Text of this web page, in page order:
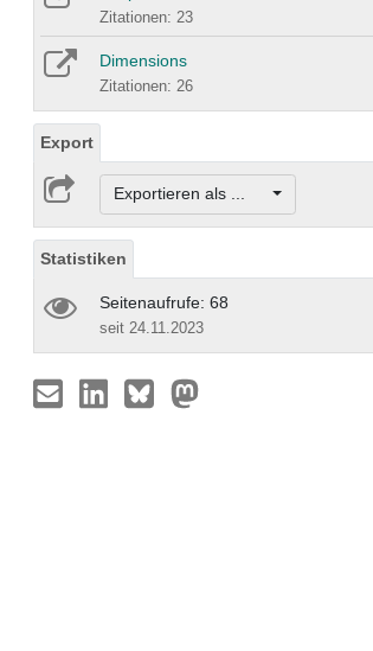
Zitationen: 23
Dimensions
Zitationen: 26
Export
Exportieren als ...
Statistiken
Seitenaufrufe: 68
seit 24.11.2023